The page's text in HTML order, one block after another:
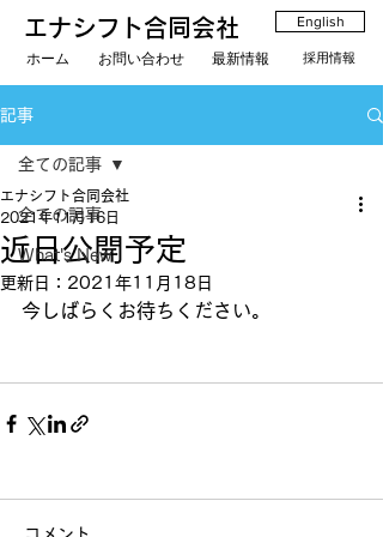
エナシフト合同会社 English
ホーム お問い合わせ 最新情報 採用情報
記事
全ての記事
What's New
全ての記事
近日公開予定
エナシフト合同会社
2021年11月16日
更新日： 2021年11月18日
今しばらくお待ちください。
コメント